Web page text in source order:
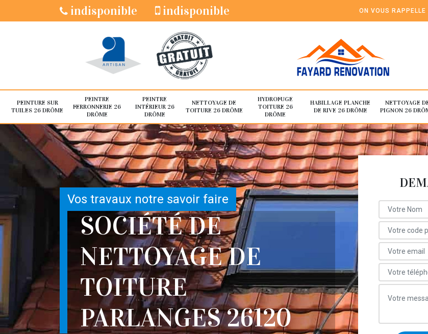
indisponible indisponible ON VOUS RAPPELLE
PEINTURE SUR
TUILES 26 DRÔME
PEINTRE
FERRONNERIE 26
DRÔME
PEINTRE
INTÉRIEUR 26
DRÔME
NETTOYAGE DE
TOITURE 26 DRÔME
HYDROFUGE
TOITURE 26
DRÔME
HABILLAGE PLANCHE
DE RIVE 26 DRÔME
NETTOYAGE
PIGNON 26
Vos travaux notre savoir faire
SOCIÉTÉ DE
NETTOYAGE DE
TOITURE
PARLANGES 26120